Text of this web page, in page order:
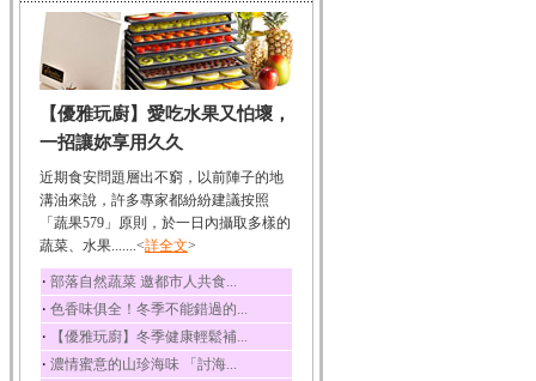
鮪魚
鮪魚肚肉中的不飽和脂
肪酸內富含EPA和DH...
韭菜
韭菜所含的膳食纖維能
幫助消化與通便；揮...
冬瓜
冬瓜營養價值高，鈉含
量極低是水腫病人的...
豆豉
豆豉裡頭含有營養的蛋
白質、脂肪、鈣、磷...
榛果
榛果裡所含的營養素有
蛋白質、脂肪、醣類...
【優雅玩廚】愛吃水果又怕壞，
一招讓妳享用久久
近期食安問題層出不窮，以前陣子的地
溝油來說，許多專家都紛紛建議按照
「蔬果579」原則，於一日內攝取多樣的
蔬菜、水果.......<詳全文>
‧ 部落自然蔬菜 邀都市人共食...
‧ 色香味俱全！冬季不能錯過的...
‧ 【優雅玩廚】冬季健康輕鬆補...
‧ 濃情蜜意的山珍海味 「討海...